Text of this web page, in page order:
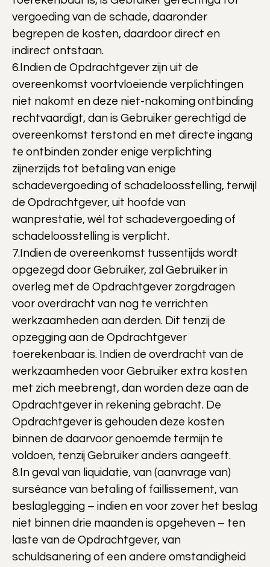
vergoeding van de schade, daaronder
begrepen de kosten, daardoor direct en
indirect ontstaan.
6.Indien de Opdrachtgever zijn uit de
overeenkomst voortvloeiende verplichtingen
niet nakomt en deze niet-nakoming ontbinding
rechtvaardigt, dan is Gebruiker gerechtigd de
overeenkomst terstond en met directe ingang
te ontbinden zonder enige verplichting
zijnerzijds tot betaling van enige
schadevergoeding of schadeloosstelling, terwijl
de Opdrachtgever, uit hoofde van
wanprestatie, wél tot schadevergoeding of
schadeloosstelling is verplicht.
7.Indien de overeenkomst tussentijds wordt
opgezegd door Gebruiker, zal Gebruiker in
overleg met de Opdrachtgever zorgdragen
voor overdracht van nog te verrichten
werkzaamheden aan derden. Dit tenzij de
opzegging aan de Opdrachtgever
toerekenbaar is. Indien de overdracht van de
werkzaamheden voor Gebruiker extra kosten
met zich meebrengt, dan worden deze aan de
Opdrachtgever in rekening gebracht. De
Opdrachtgever is gehouden deze kosten
binnen de daarvoor genoemde termijn te
voldoen, tenzij Gebruiker anders aangeeft.
8.In geval van liquidatie, van (aanvrage van)
surséance van betaling of faillissement, van
beslaglegging – indien en voor zover het beslag
niet binnen drie maanden is opgeheven – ten
laste van de Opdrachtgever, van
schuldsanering of een andere omstandigheid